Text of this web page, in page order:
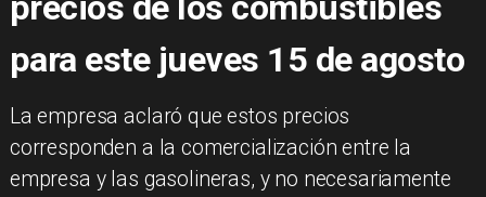
para este jueves 15 de agosto
​La empresa aclaró que estos precios
corresponden a la comercialización entre la
empresa y las gasolineras, y no necesariamente